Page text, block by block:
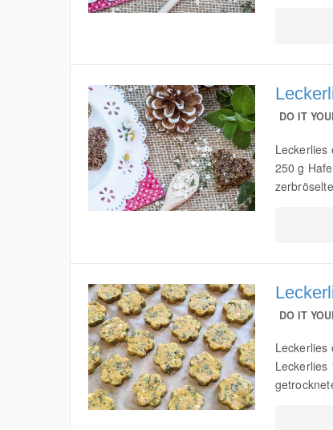
DO IT
Leckerlies
250 g
DO IT
Leckerlies
Leckerlies